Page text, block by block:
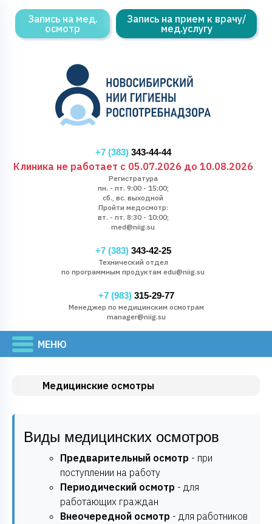
Запись на мед.
осмотр
Запись на прием к врачу/
мед.услугу
+7 (383)343-44-44
Клиника не работает с 05.07.2026 до 10.08.2026
Регистратура
пн. - пт. 9:00 - 15:00;
сб., вс. выходной
Пройти медосмотр:
вт. - пт. 8:30 - 10:00;
med@niig.su
+7 (383)343-42-25
Технический отдел
по программным продуктам edu@niig.su
+7 (983)315-29-77
Менеджер по медицинским осмотрам
manager@niig.su
Медицинские осмотры
Виды медицинских осмотров
Предварительный осмотр - при
поступлении на работу
Периодический осмотр - для
работающих граждан
Внеочередной осмотр - для работников